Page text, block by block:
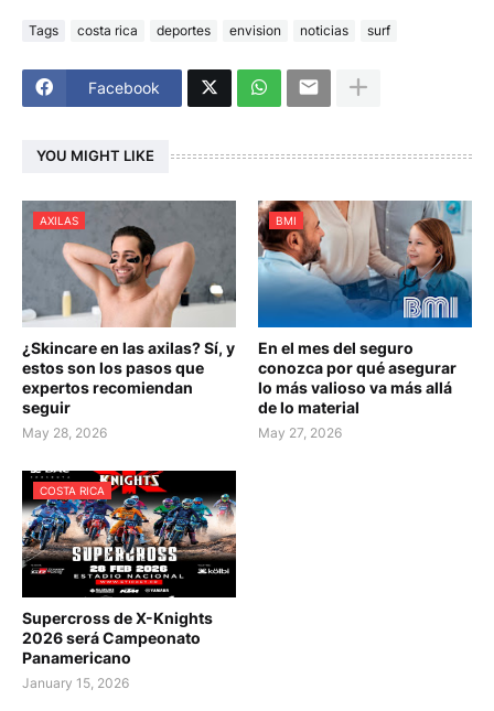
Tags costa rica deportes envision noticias surf
Facebook
YOU MIGHT LIKE
AXILAS
¿Skincare en las axilas? Sí, y
estos son los pasos que
expertos recomiendan
seguir
May 28, 2026
BMI
En el mes del seguro
conozca por qué asegurar
lo más valioso va más allá
de lo material
May 27, 2026
COSTA RICA
Supercross de X-Knights
2026 será Campeonato
Panamericano
January 15, 2026